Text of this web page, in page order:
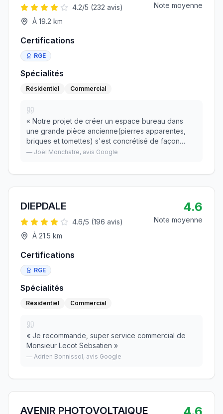
4.2/5 (232 avis)
À 19.2 km
Note moyenne
Certifications
RGE
Spécialités
Résidentiel Commercial
« Notre projet de créer un espace bureau dans
une grande pièce ancienne(pierres apparentes,
briques et tomettes) s'est concrétisé de façon
harmonieuse grâce à toute l'équipe d'ALTAIR. Elle a
— Joël Monchatre, avis Google
DIEPDALE
4.6/5 (196 avis)
À 21.5 km
4.6
Note moyenne
Certifications
RGE
Spécialités
Résidentiel Commercial
« Je recommande, super service commercial de
Monsieur Lecot Sebsatien »
— Adrien Bonnissol, avis Google
AVENIR PHOTOVOLTAIQUE